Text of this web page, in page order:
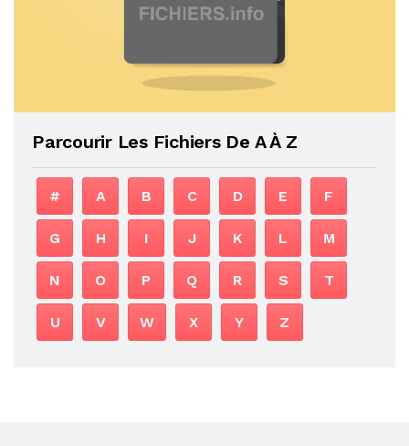
Parcourir Les Fichiers De A À Z
# A B C D E F
G H I J K L M
N O P Q R S T
U V W X Y Z